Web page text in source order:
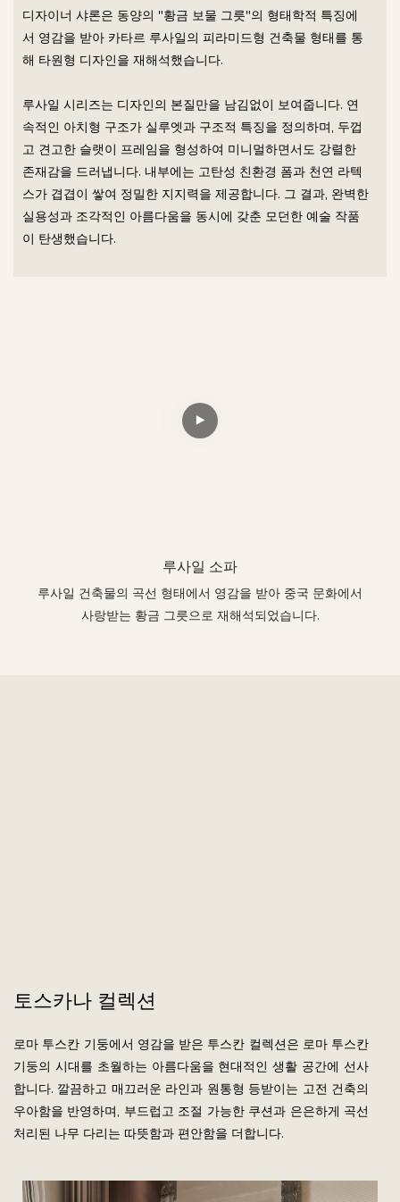
디자이너 샤론은 동양의 "황금 보물 그릇"의 형태학적 특징에
서 영감을 받아 카타르 루사일의 피라미드형 건축물 형태를 통
해 타원형 디자인을 재해석했습니다.
루사일 시리즈는 디자인의 본질만을 남김없이 보여줍니다. 연
속적인 아치형 구조가 실루엣과 구조적 특징을 정의하며, 두껍
고 견고한 슬랫이 프레임을 형성하여 미니멀하면서도 강렬한
존재감을 드러냅니다. 내부에는 고탄성 친환경 폼과 천연 라텍
스가 겹겹이 쌓여 정밀한 지지력을 제공합니다. 그 결과, 완벽한
실용성과 조각적인 아름다움을 동시에 갖춘 모던한 예술 작품
이 탄생했습니다.
루사일 소파
루사일 건축물의 곡선 형태에서 영감을 받아 중국 문화에서
사랑받는 황금 그릇으로 재해석되었습니다.
토스카나 컬렉션
로마 투스칸 기둥에서 영감을 받은 투스칸 컬렉션은 로마 투스칸
기둥의 시대를 초월하는 아름다움을 현대적인 생활 공간에 선사
합니다. 깔끔하고 매끄러운 라인과 원통형 등받이는 고전 건축의
우아함을 반영하며, 부드럽고 조절 가능한 쿠션과 은은하게 곡선
처리된 나무 다리는 따뜻함과 편안함을 더합니다.